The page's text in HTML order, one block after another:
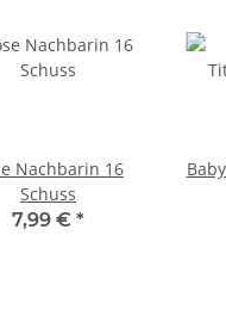
Nachbarin 16
Schuss
7,99 € *